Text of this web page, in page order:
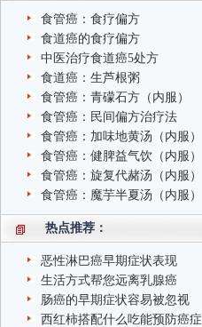
食管癌：食疗偏方
食道癌的食疗偏方
中医治疗食道癌5处方
食道癌：生芦根粥
食管癌：青礞石方（内服）
食管癌：民间偏方治疗法
食管癌：加味地黄汤（内服）
食管癌：健脾益气饮（内服）
食管癌：旋复代赭汤（内服）
食管癌：魔芋半夏汤（内服）
热点推荐：
恶性淋巴癌早期症状表现
生活方式帮您远离乳腺癌
肠癌的早期症状容易被忽视
西红柿搭配什么吃能预防癌症